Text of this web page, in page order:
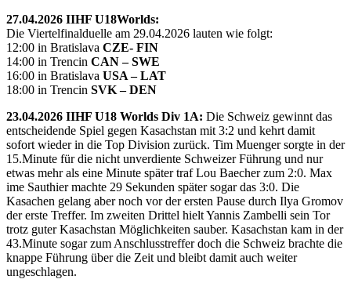
27.04.2026 IIHF U18Worlds:
Die Viertelfinalduelle am 29.04.2026 lauten wie folgt:
12:00 in Bratislava CZE- FIN
14:00 in Trencin CAN – SWE
16:00 in Bratislava USA – LAT
18:00 in Trencin SVK – DEN
23.04.2026 IIHF U18 Worlds Div 1A: Die Schweiz gewinnt das
entscheidende Spiel gegen Kasachstan mit 3:2 und kehrt damit
sofort wieder in die Top Division zurück. Tim Muenger sorgte in der
15.Minute für die nicht unverdiente Schweizer Führung und nur
etwas mehr als eine Minute später traf Lou Baecher zum 2:0. Max
ime Sauthier machte 29 Sekunden später sogar das 3:0. Die
Kasachen gelang aber noch vor der ersten Pause durch Ilya Gromov
der erste Treffer. Im zweiten Drittel hielt Yannis Zambelli sein Tor
trotz guter Kasachstan Möglichkeiten sauber. Kasachstan kam in der
43.Minute sogar zum Anschlusstreffer doch die Schweiz brachte die
knappe Führung über die Zeit und bleibt damit auch weiter
ungeschlagen.